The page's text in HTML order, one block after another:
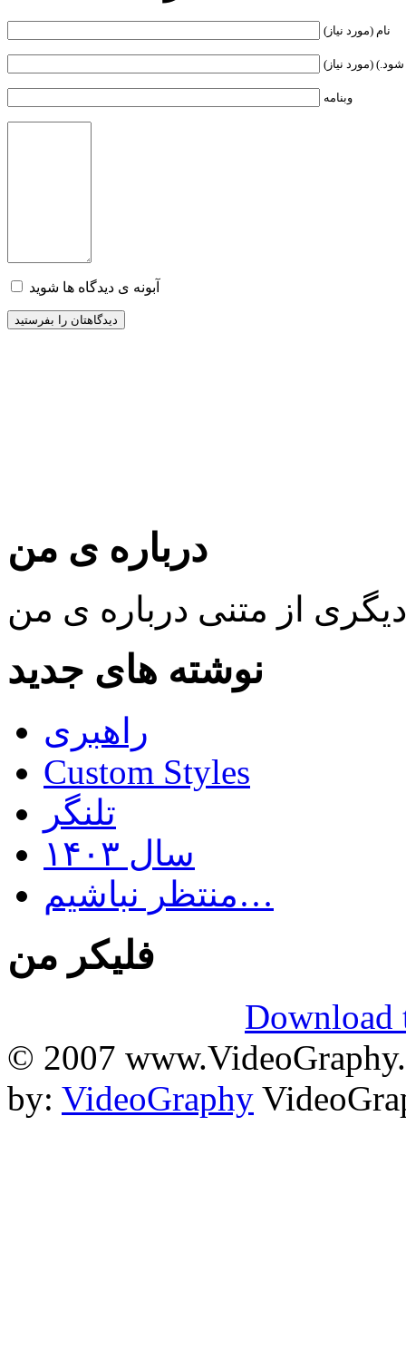
نام (مورد نیاز)
(مورد نیاز)
وبنامه
آبونه ی دیدگاه ها شوید
درباره ی من
نوشته های جدید
راهبری
Custom Styles
تلنگر
سال ۱۴۰۳
منتظر نباشیم…
فلیکر من
Download
© 2007
by: VideoGraphy